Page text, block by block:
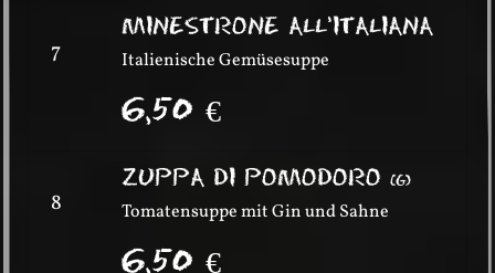
7
MINESTRONE ALL’ITALIANA
Italienische Gemüsesuppe
6,50€
8
ZUPPA DI POMODORO(G)
Tomatensuppe mit Gin und Sahne
6,50€